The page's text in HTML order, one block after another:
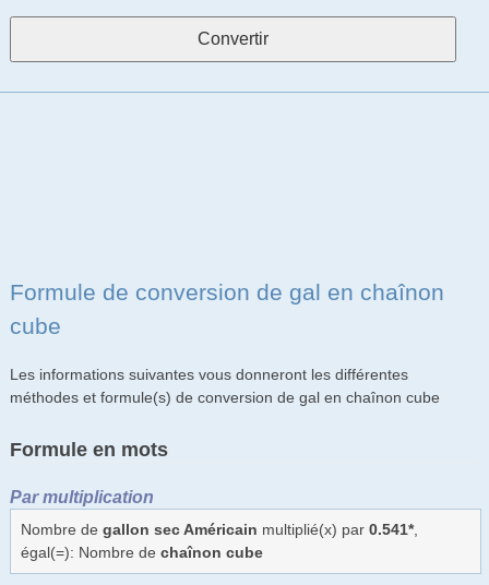
Formule de conversion de gal en chaînon
cube
Les informations suivantes vous donneront les différentes
méthodes et formule(s) de conversion de gal en chaînon cube
Formule en mots
Par multiplication
Nombre de gallon sec Américain multiplié(x) par 0.541*,
égal(=): Nombre de chaînon cube